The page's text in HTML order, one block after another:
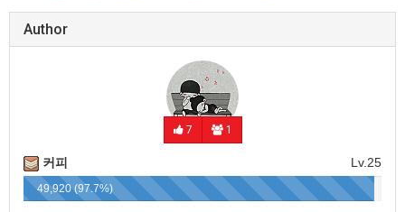
Author
7 1
Lv.25
커피
49,920 (97.7%)